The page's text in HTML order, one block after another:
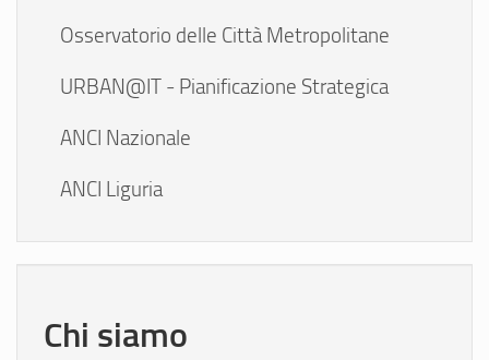
Osservatorio delle Città Metropolitane
URBAN@IT - Pianificazione Strategica
ANCI Nazionale
ANCI Liguria
Chi siamo